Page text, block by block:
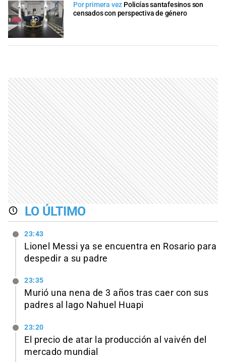
Por primera vez Policías santafesinos son
censados con perspectiva de género
LO ÚLTIMO
23:43
Lionel Messi ya se encuentra en Rosario para
despedir a su padre
23:35
Murió una nena de 3 años tras caer con sus
padres al lago Nahuel Huapi
23:20
El precio de atar la producción al vaivén del
mercado mundial